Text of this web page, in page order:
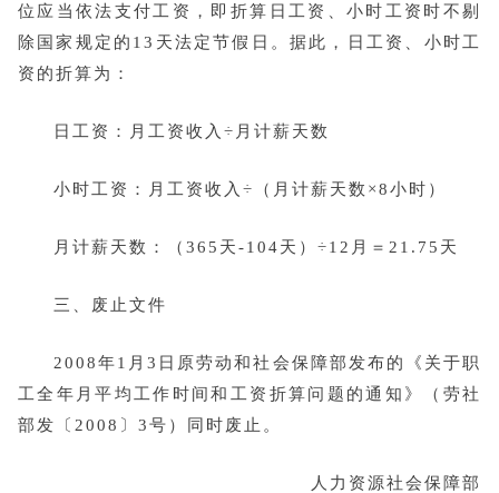
位应当依法支付工资，即折算日工资、小时工资时不剔
除国家规定的13天法定节假日。据此，日工资、小时工
资的折算为：
日工资：月工资收入÷月计薪天数
小时工资：月工资收入÷（月计薪天数×8小时）
月计薪天数：（365天-104天）÷12月＝21.75天
三、废止文件
2008年1月3日原劳动和社会保障部发布的《关于职
工全年月平均工作时间和工资折算问题的通知》（劳社
部发〔2008〕3号）同时废止。
人力资源社会保障部